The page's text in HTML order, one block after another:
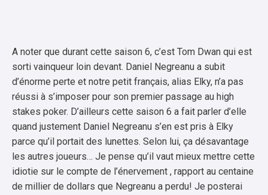
A noter que durant cette saison 6, c’est Tom Dwan qui est
sorti vainqueur loin devant. Daniel Negreanu a subit
d’énorme perte et notre petit français, alias Elky, n’a pas
réussi à s’imposer pour son premier passage au high
stakes poker. D’ailleurs cette saison 6 a fait parler d’elle
quand justement Daniel Negreanu s’en est pris à Elky
parce qu’il portait des lunettes. Selon lui, ça désavantage
les autres joueurs… Je pense qu’il vaut mieux mettre cette
idiotie sur le compte de l’énervement , rapport au centaine
de millier de dollars que Negreanu a perdu! Je posterai